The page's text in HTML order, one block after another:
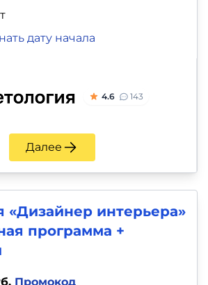
дату начала
4.6 143
Далее
«Дизайнер интерьера»
программа +
Промокод